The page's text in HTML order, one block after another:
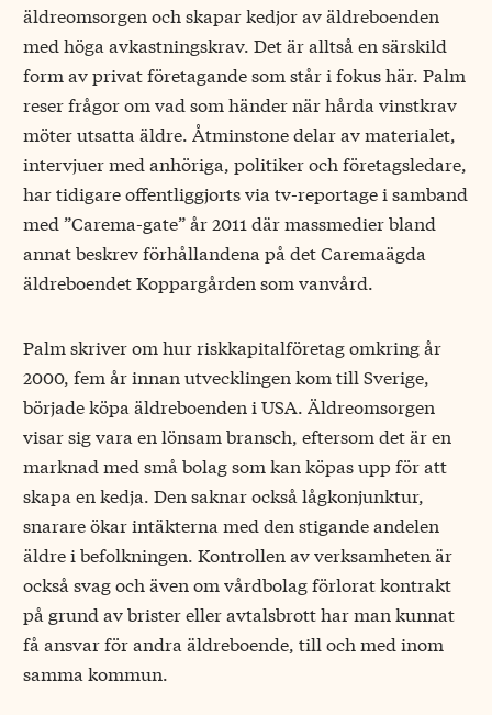
äldreomsorgen och skapar kedjor av äldreboenden
med höga avkastningskrav. Det är alltså en särskild
form av privat företagande som står i fokus här. Palm
reser frågor om vad som händer när hårda vinstkrav
möter utsatta äldre. Åtminstone delar av materialet,
intervjuer med anhöriga, politiker och företagsledare,
har tidigare offentliggjorts via tv-reportage i samband
med ”Carema-gate” år 2011 där massmedier bland
annat beskrev förhållandena på det Caremaägda
äldreboendet Koppargården som vanvård.
Palm skriver om hur riskkapitalföretag omkring år
2000, fem år innan utvecklingen kom till Sverige,
började köpa äldreboenden i USA. Äldreomsorgen
visar sig vara en lönsam bransch, eftersom det är en
marknad med små bolag som kan köpas upp för att
skapa en kedja. Den saknar också lågkonjunktur,
snarare ökar intäkterna med den stigande andelen
äldre i befolkningen. Kontrollen av verksamheten är
också svag och även om vårdbolag förlorat kontrakt
på grund av brister eller avtalsbrott har man kunnat
få ansvar för andra äldreboende, till och med inom
samma kommun.